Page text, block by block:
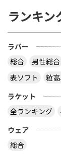
ランキン
ラバー
総合
男性総合
表ソフト
粒
ラケット
全ランキング
ウェア
総合